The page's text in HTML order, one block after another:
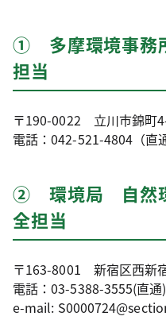
① 多摩環境事務
担当
〒190-0022 立川市錦町
電話：042-521-4804（直通
② 環境局 自然
全担当
〒163-8001 新宿区西新
電話：03-5388-3555(直
e-mail: